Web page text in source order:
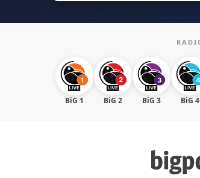
BiG 1 BiG 2 BiG 3 BiG 4